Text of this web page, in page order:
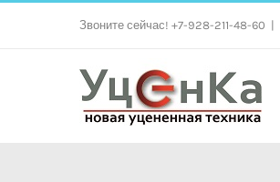
Звоните сейчас! +7-928-211-48-60